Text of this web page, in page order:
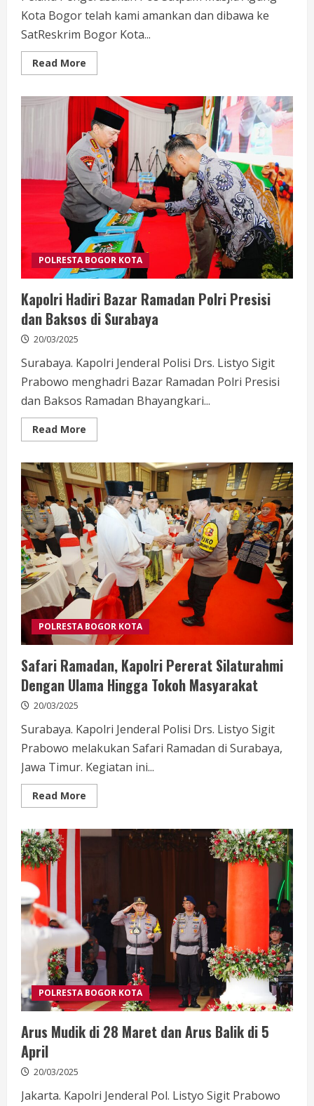
Kota Bogor telah kami amankan dan dibawa ke
SatReskrim Bogor Kota...
Read More
more
Pengerusakan
Pos
Satpam
POLRESTA BOGOR KOTA
Kapolri Hadiri Bazar Ramadan Polri Presisi
dan Baksos di Surabaya
20/03/2025
Surabaya. Kapolri Jenderal Polisi Drs. Listyo Sigit
Prabowo menghadri Bazar Ramadan Polri Presisi
dan Baksos Ramadan Bhayangkari...
Read More
more
Hadiri
Bazar
Ramadan
Polri
Presisi
dan
Baksos
di
Surabaya
POLRESTA BOGOR KOTA
Safari Ramadan, Kapolri Pererat Silaturahmi
Dengan Ulama Hingga Tokoh Masyarakat
20/03/2025
Surabaya. Kapolri Jenderal Polisi Drs. Listyo Sigit
Prabowo melakukan Safari Ramadan di Surabaya,
Jawa Timur. Kegiatan ini...
Read More
more
Ramadan,
Hingga
Tokoh
Masyarakat
POLRESTA BOGOR KOTA
Arus Mudik di 28 Maret dan Arus Balik di 5
April
20/03/2025
Jakarta. Kapolri Jenderal Pol. Listyo Sigit Prabowo